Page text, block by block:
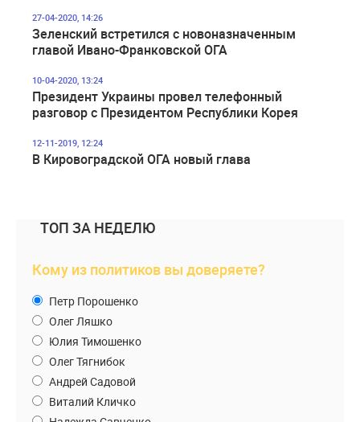
27-04-2020, 14:26
Зеленский встретился с новоназначенным
главой Ивано-Франковской ОГА
10-04-2020, 13:24
Президент Украины провел телефонный
разговор с Президентом Республики Корея
12-11-2019, 12:24
В Кировоградской ОГА новый глава
ТОП ЗА НЕДЕЛЮ
Кому из политиков вы доверяете?
Петр Порошенко
Олег Ляшко
Юлия Тимошенко
Олег Тягнибок
Андрей Садовой
Виталий Кличко